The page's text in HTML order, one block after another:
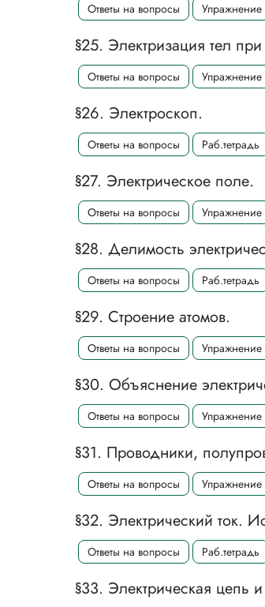
Ответы на вопросы Упражнение
§25. Электризация тел
Ответы на вопросы Упражнение
§26. Электроскоп.
Ответы на вопросы Раб.тетрадь
§27. Электрическое поле.
Ответы на вопросы Упражнение
§28. Делимость
Ответы на вопросы Раб.тетрадь
§29. Строение атомов.
Ответы на вопросы
§30. Объяснение
Ответы на вопросы Упражнение
§31. Проводники,
Ответы на вопросы
§32. Электрический ток.
Ответы на вопросы Раб.тетрадь
§33. Электрическая цепь